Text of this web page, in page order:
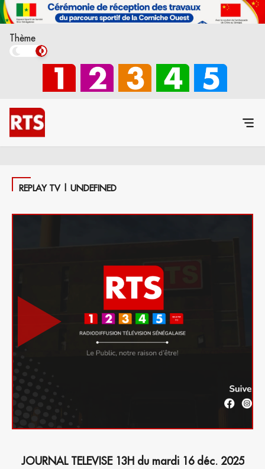
Thème
REPLAY TV | UNDEFINED
JOURNAL TELEVISE 13H du mardi 16 déc. 2025